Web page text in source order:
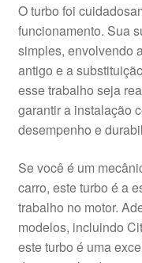
O turbo foi
funcionamento. Sua
simples, envolvendo
antigo e a
esse trabalho seja
garantir a instalação
desempenho e
Se você é um
carro, este turbo é a
trabalho no motor.
modelos, incluindo
este turbo é uma